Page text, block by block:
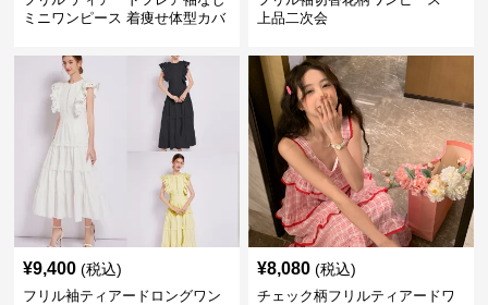
ミニワンピース 着痩せ体型カバ
上品二次会
¥9,400 (税込)
フリル袖ティアードロングワン
¥8,080 (税込)
チェック柄フリルティアードワ